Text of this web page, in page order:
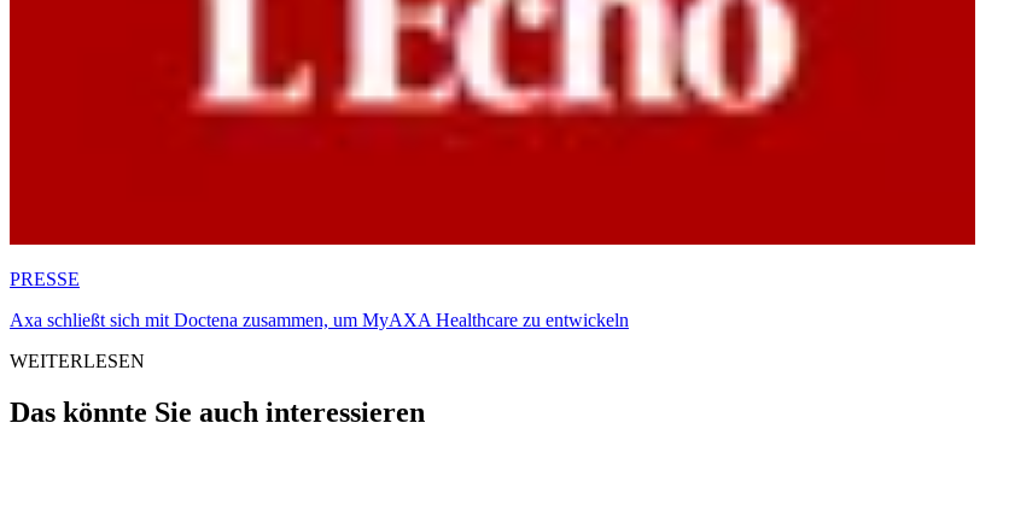
PRESSE
Axa schließt sich mit Doctena zusammen, um MyAXA Healthcare zu entwickeln
WEITERLESEN
Das könnte Sie auch interessieren